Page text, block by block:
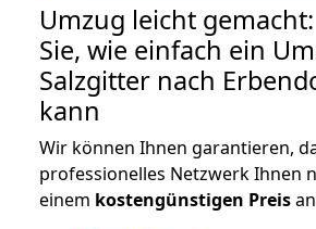
Umzug leicht
Sie, wie einfach ein
Salzgitter nach
kann
Wir können Ihnen garantieren,
professionelles Netzwerk Ihnen
einem kostengünstigen Preis